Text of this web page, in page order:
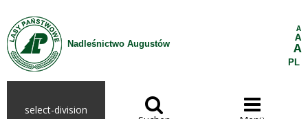
Zum Inhalt wechseln
Nadleśnictwo Augustów
A
A
A
PL
select-division  